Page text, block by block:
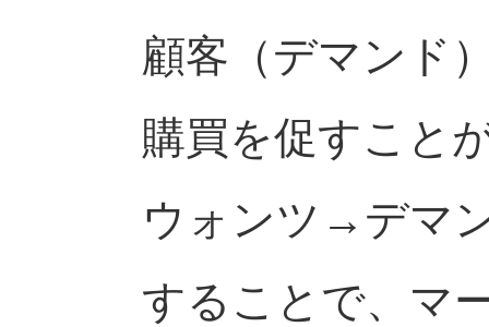
顧客（デマンド
購買を促すこと
ウォンツ→デマ
することで、マ